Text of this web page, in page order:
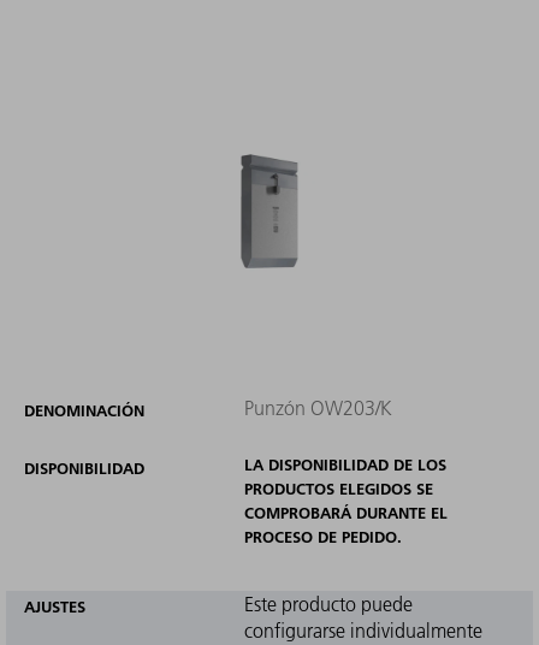
DENOMINACIÓN Punzón OW203/K
DISPONIBILIDAD
LA DISPONIBILIDAD DE LOS
PRODUCTOS ELEGIDOS SE
COMPROBARÁ DURANTE EL
PROCESO DE PEDIDO.
AJUSTES
Este producto puede
configurarse individualmente